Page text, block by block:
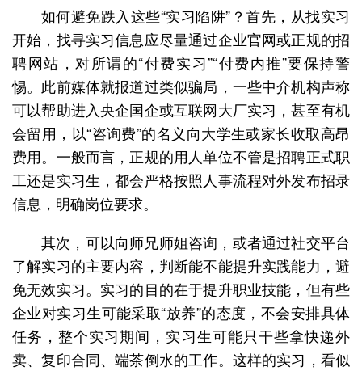
如何避免跌入这些“实习陷阱”？首先，从找实习
开始，找寻实习信息应尽量通过企业官网或正规的招
聘网站，对所谓的“付费实习”“付费内推”要保持警
惕。此前媒体就报道过类似骗局，一些中介机构声称
可以帮助进入央企国企或互联网大厂实习，甚至有机
会留用，以“咨询费”的名义向大学生或家长收取高昂
费用。一般而言，正规的用人单位不管是招聘正式职
工还是实习生，都会严格按照人事流程对外发布招录
信息，明确岗位要求。
其次，可以向师兄师姐咨询，或者通过社交平台
了解实习的主要内容，判断能不能提升实践能力，避
免无效实习。实习的目的在于提升职业技能，但有些
企业对实习生可能采取“放养”的态度，不会安排具体
任务，整个实习期间，实习生可能只干些拿快递外
卖、复印合同、端茶倒水的工作。这样的实习，看似